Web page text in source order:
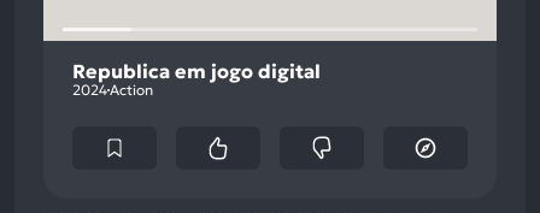
Republica em jogo digital
2024Action